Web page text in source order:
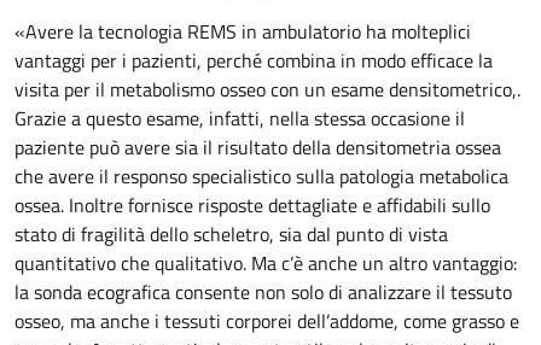
«Avere la tecnologia REMS in ambulatorio ha molteplici
vantaggi per i pazienti, perché combina in modo efficace la
visita per il metabolismo osseo con un esame densitometrico,.
Grazie a questo esame, infatti, nella stessa occasione il
paziente può avere sia il risultato della densitometria ossea
che avere il responso specialistico sulla patologia metabolica
ossea. Inoltre fornisce risposte dettagliate e affidabili sullo
stato di fragilità dello scheletro, sia dal punto di vista
quantitativo che qualitativo. Ma c’è anche un altro vantaggio:
la sonda ecografica consente non solo di analizzare il tessuto
osseo, ma anche i tessuti corporei dell’addome, come grasso e